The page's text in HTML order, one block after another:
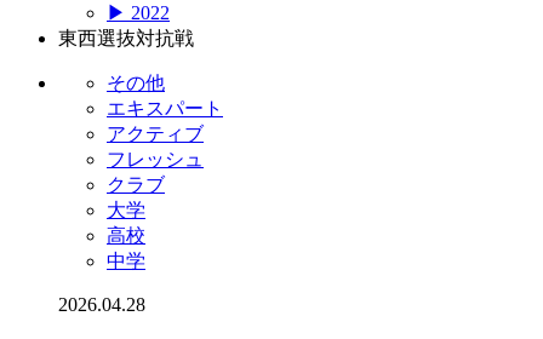
▶ 2022
東西選抜対抗戦
その他
エキスパート
アクティブ
フレッシュ
クラブ
大学
高校
中学
2026.04.28